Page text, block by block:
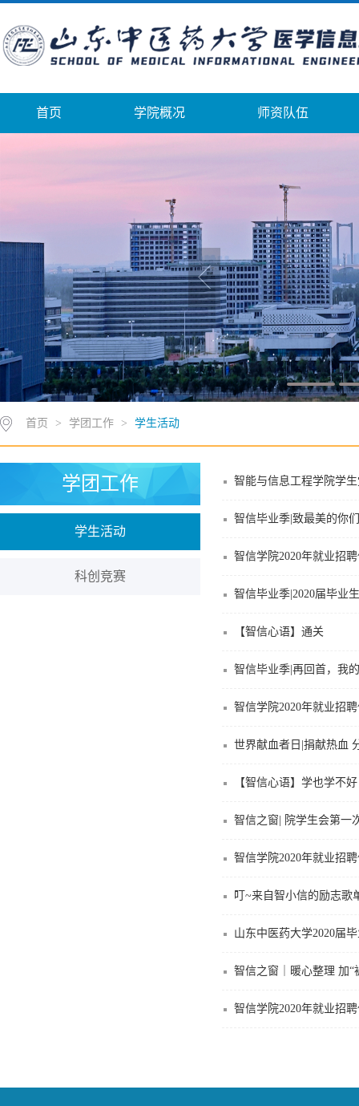
首页 学院概况 师资队伍
首页 > 学团工作 > 学生活动
学团工作
学生活动
科创竞赛
智能与信息工程学院学
智信毕业季|致最美的你们
智信学院2020年就业招
智信毕业季|2020届毕业
【智信心语】通关
智信毕业季|再回首，我
智信学院2020年就业招
世界献血者日|捐献热血
【智信心语】学也学不
智信之窗| 院学生会第一
智信学院2020年就业招
叮~来自智小信的励志歌
山东中医药大学2020届
智信之窗｜暖心整理 加“
智信学院2020年就业招